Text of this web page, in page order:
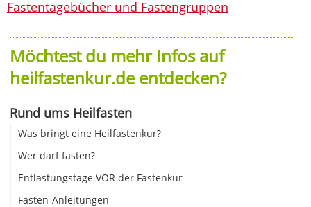
Fastentagebücher und Fastengruppen
Möchtest du mehr Infos auf
heilfastenkur.de entdecken?
Rund ums Heilfasten
Was bringt eine Heilfastenkur?
Wer darf fasten?
Entlastungstage VOR der Fastenkur
Fasten-Anleitungen